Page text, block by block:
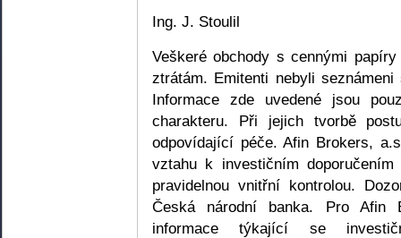
Ing. J. Stoulil
Veškeré obchody s cennými
ztrátám. Emitenti nebyli
Informace zde uvedené jsou
charakteru. Při jejich tvorbě
odpovídající péče. Afin Brokers,
vztahu k investičním
pravidelnou vnitřní kontrolou.
Česká národní banka. Pro Afin
informace týkající se